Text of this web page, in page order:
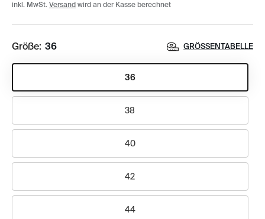
inkl. MwSt. Versand wird an der Kasse berechnet
Größe: 36 GRÖSSENTABELLE
36
38
40
42
44